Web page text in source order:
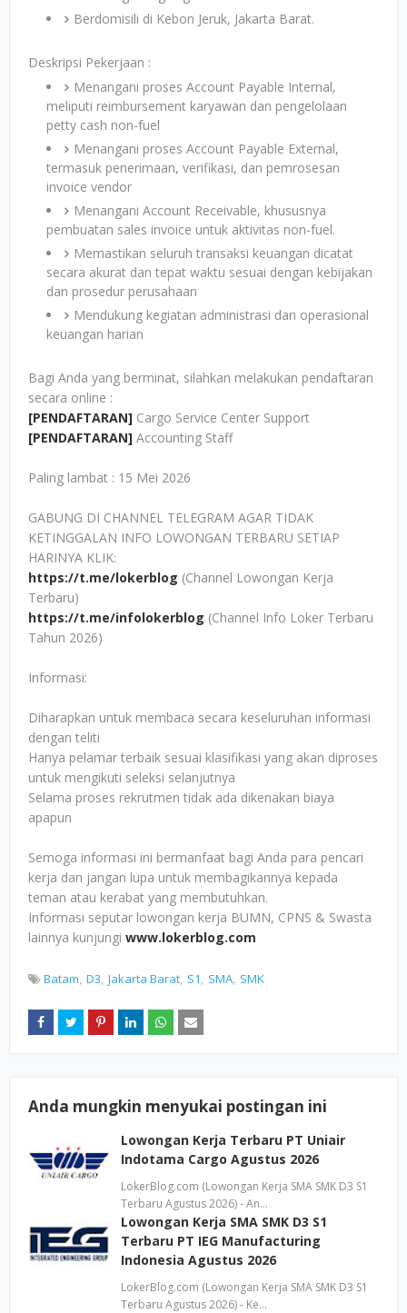
Berdomisili di Kebon Jeruk, Jakarta Barat.
Deskripsi Pekerjaan :
Menangani proses Account Payable Internal,
meliputi reimbursement karyawan dan pengelolaan
petty cash non-fuel
Menangani proses Account Payable External,
termasuk penerimaan, verifikasi, dan pemrosesan
invoice vendor
Menangani Account Receivable, khususnya
pembuatan sales invoice untuk aktivitas non-fuel.
Memastikan seluruh transaksi keuangan dicatat
secara akurat dan tepat waktu sesuai dengan kebijakan
dan prosedur perusahaan
Mendukung kegiatan administrasi dan operasional
keuangan harian
Bagi Anda yang berminat, silahkan melakukan pendaftaran
secara online :
[PENDAFTARAN] Cargo Service Center Support
[PENDAFTARAN] Accounting Staff
Paling lambat : 15 Mei 2026
GABUNG DI CHANNEL TELEGRAM AGAR TIDAK
KETINGGALAN INFO LOWONGAN TERBARU SETIAP
HARINYA KLIK:
https://t.me/lokerblog (Channel Lowongan Kerja
Terbaru)
https://t.me/infolokerblog (Channel Info Loker Terbaru
Tahun 2026)
Informasi:
Diharapkan untuk membaca secara keseluruhan informasi
dengan teliti
Hanya pelamar terbaik sesuai klasifikasi yang akan diproses
untuk mengikuti seleksi selanjutnya
Selama proses rekrutmen tidak ada dikenakan biaya
apapun
Semoga informasi ini bermanfaat bagi Anda para pencari
kerja dan jangan lupa untuk membagikannya kepada
teman atau kerabat yang membutuhkan.
Informasi seputar lowongan kerja BUMN, CPNS & Swasta
lainnya kunjungi www.lokerblog.com
Batam D3 Jakarta Barat S1 SMA SMK
Anda mungkin menyukai postingan ini
Lowongan Kerja Terbaru PT Uniair
Indotama Cargo Agustus 2026
LokerBlog.com (Lowongan Kerja SMA SMK D3 S1
Terbaru Agustus 2026) - An…
Lowongan Kerja SMA SMK D3 S1
Terbaru PT IEG Manufacturing
Indonesia Agustus 2026
LokerBlog.com (Lowongan Kerja SMA SMK D3 S1
Terbaru Agustus 2026) - Ke…